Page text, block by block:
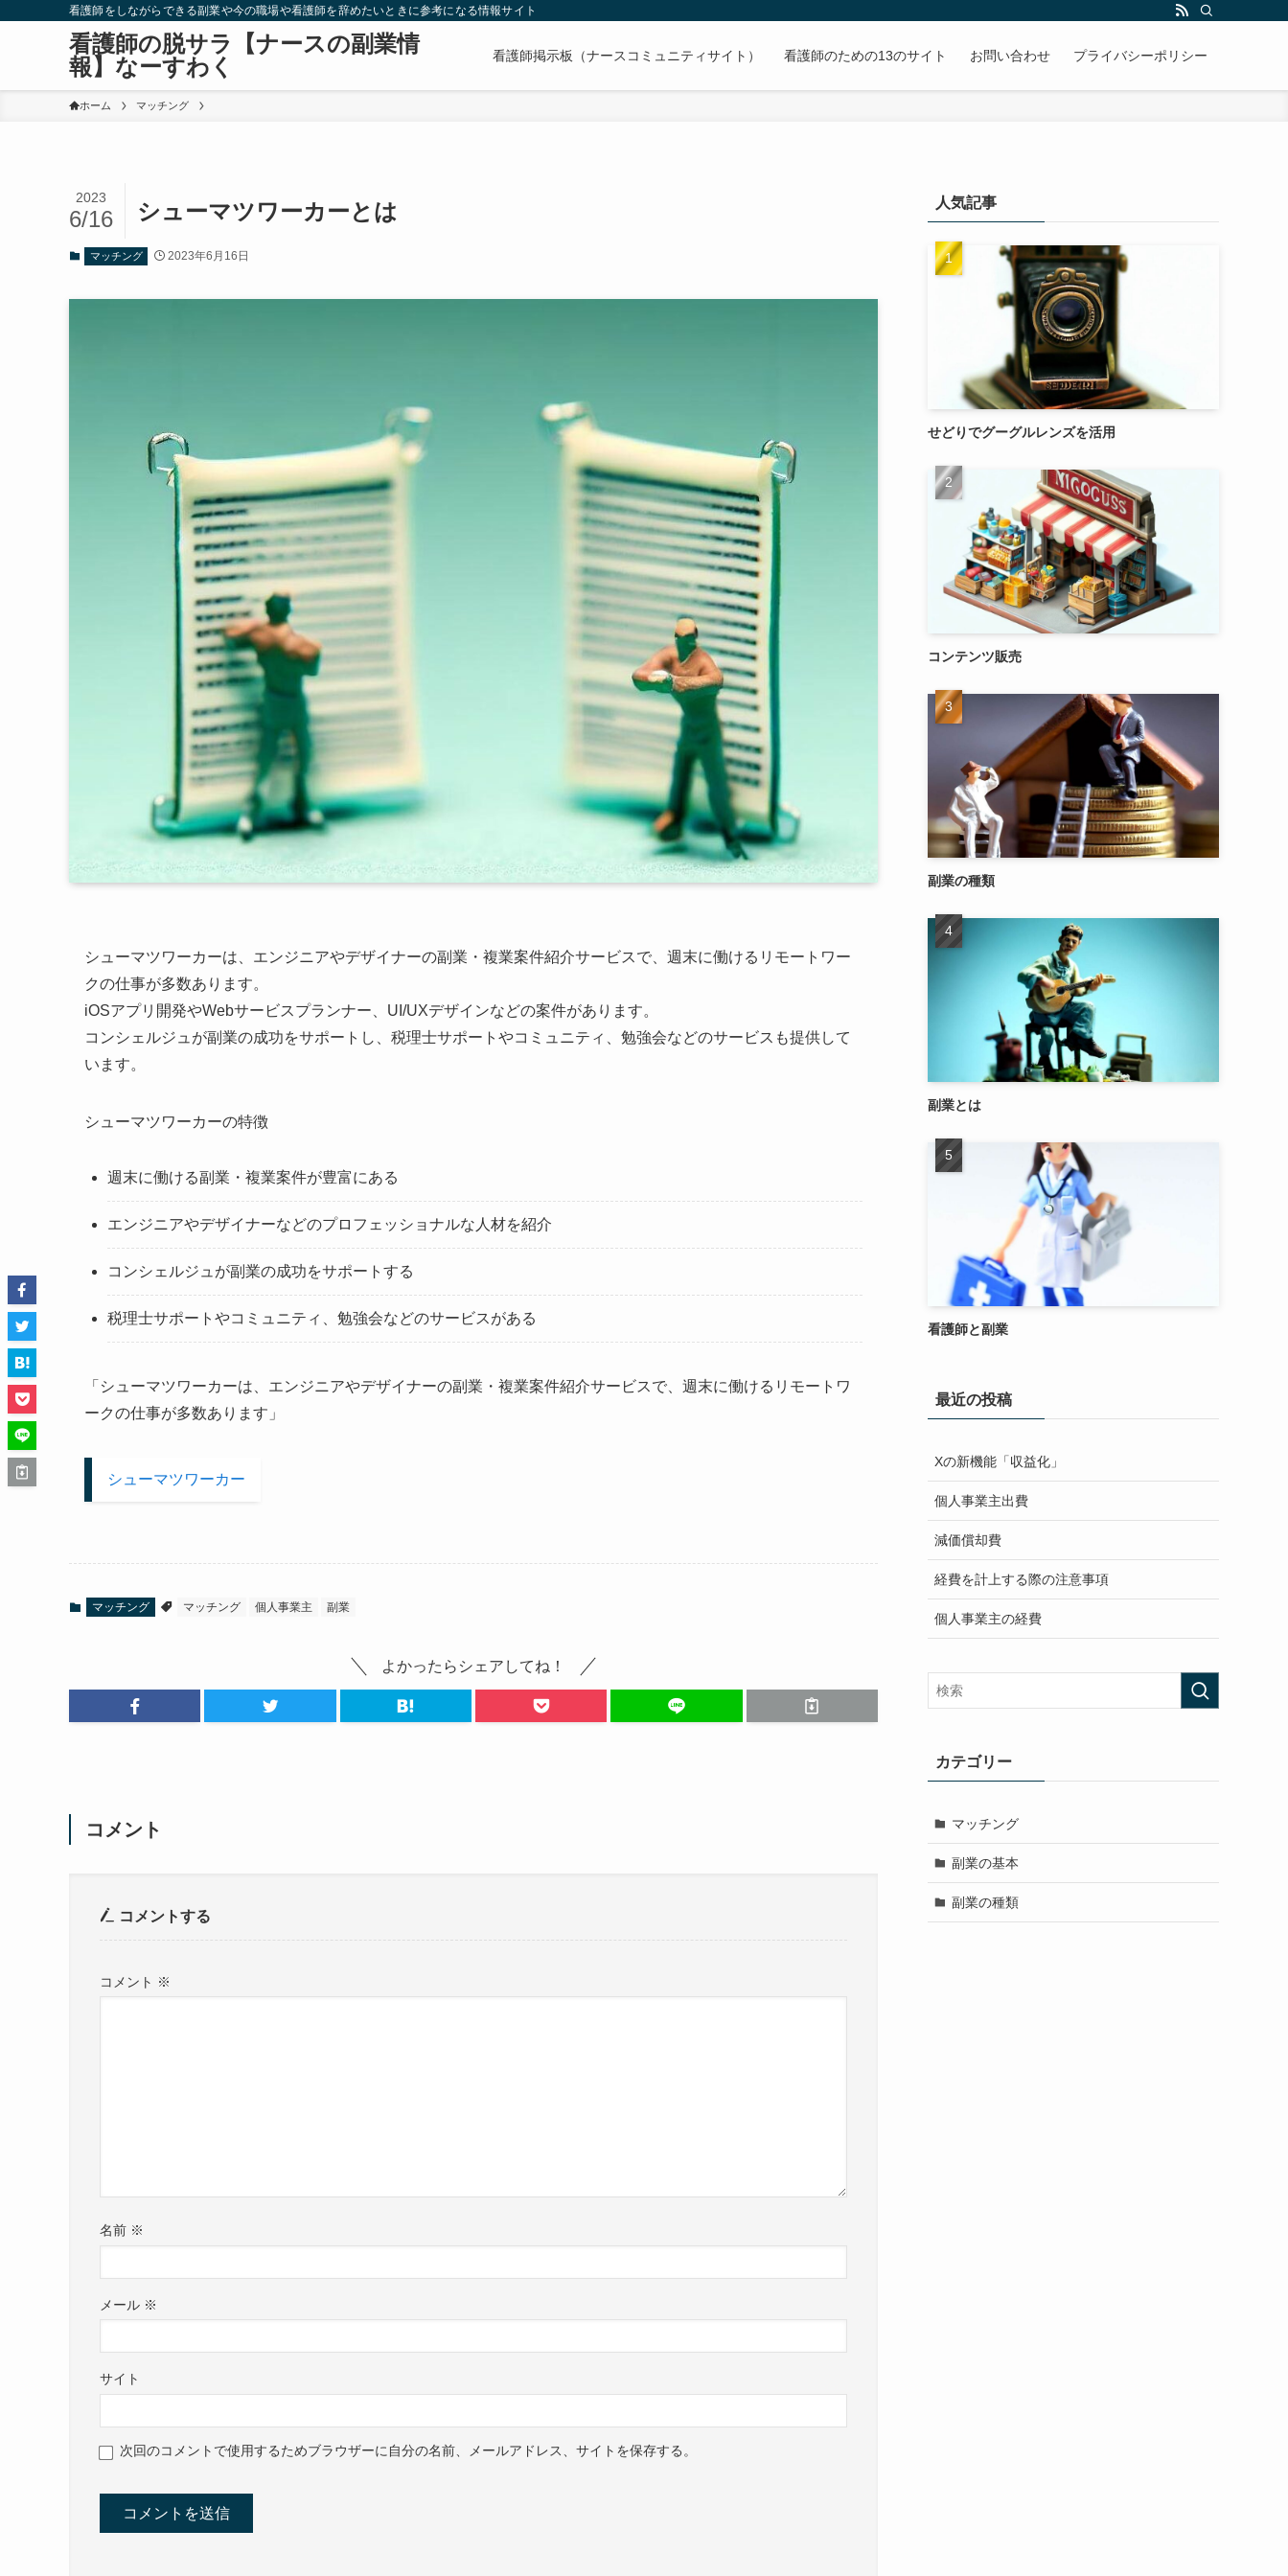
看護師をしながらできる副業や今の職場や看護師を辞めたいときに参考になる情報サイト
看護師の脱サラ【ナースの副業情
報】なーすわく
看護師掲示板（ナースコミュニティサイト） 看護師のための13のサイト お問い合わせ プライバシーポリシー
ホーム マッチング
シューマツワーカーとは
2023
6/16
マッチング 2023年6月16日
シューマツワーカーは、エンジニアやデザイナーの副業・複業案件紹介サービスで、週末に働けるリモートワー
クの仕事が多数あります。
iOSアプリ開発やWebサービスプランナー、UI/UXデザインなどの案件があります。
コンシェルジュが副業の成功をサポートし、税理士サポートやコミュニティ、勉強会などのサービスも提供して
います。
シューマツワーカーの特徴
週末に働ける副業・複業案件が豊富にある
エンジニアやデザイナーなどのプロフェッショナルな人材を紹介
コンシェルジュが副業の成功をサポートする
税理士サポートやコミュニティ、勉強会などのサービスがある
「シューマツワーカーは、エンジニアやデザイナーの副業・複業案件紹介サービスで、週末に働けるリモートワ
ークの仕事が多数あります」
シューマツワーカー
マッチング マッチング 個人事業主 副業
よかったらシェアしてね！
コメント
コメントする
コメント ※
名前 ※
メール ※
サイト
次回のコメントで使用するためブラウザーに自分の名前、メールアドレス、サイトを保存する。
人気記事
せどりでグーグルレンズを活用
コンテンツ販売
副業の種類
副業とは
看護師と副業
最近の投稿
Xの新機能「収益化」
個人事業主出費
減価償却費
経費を計上する際の注意事項
個人事業主の経費
カテゴリー
マッチング
副業の基本
副業の種類